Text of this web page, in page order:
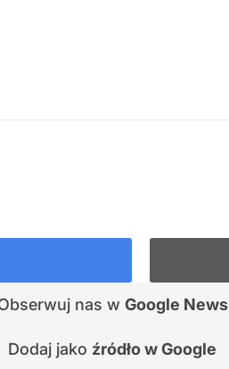
nas w Google News
Dodaj jako źródło w Google